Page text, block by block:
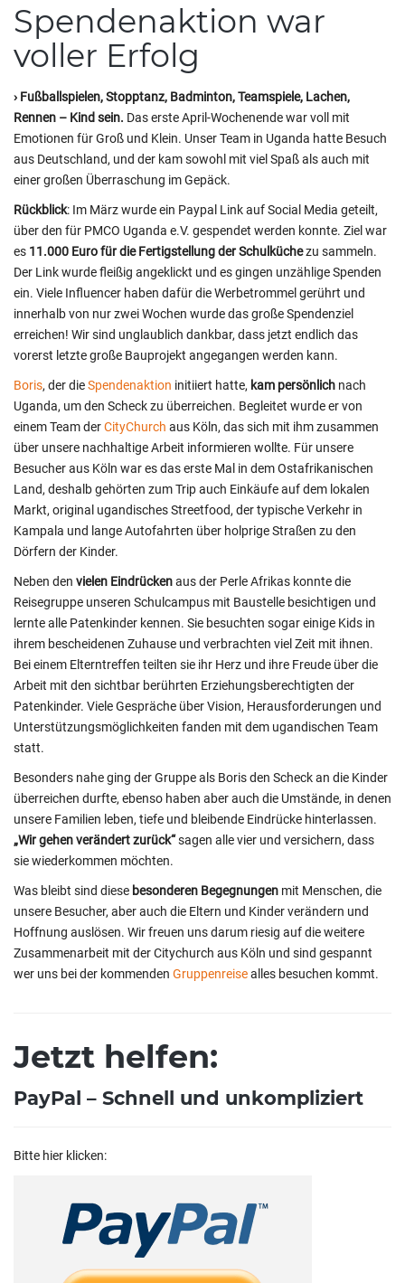
Spendenaktion war
voller Erfolg
› Fußballspielen, Stopptanz, Badminton, Teamspiele, Lachen,
Rennen – Kind sein. Das erste April-Wochenende war voll mit
Emotionen für Groß und Klein. Unser Team in Uganda hatte Besuch
aus Deutschland, und der kam sowohl mit viel Spaß als auch mit
einer großen Überraschung im Gepäck.
Rückblick: Im März wurde ein Paypal Link auf Social Media geteilt,
über den für PMCO Uganda e.V. gespendet werden konnte. Ziel war
es 11.000 Euro für die Fertigstellung der Schulküchezu sammeln.
Der Link wurde fleißig angeklickt und es gingen unzählige Spenden
ein. Viele Influencer haben dafür die Werbetrommel gerührt und
innerhalb von nur zwei Wochen wurde das große Spendenziel
erreichen! Wir sind unglaublich dankbar, dass jetzt endlich das
vorerst letzte große Bauprojekt angegangen werden kann.
Boris, der dieSpendenaktion initiiert hatte, kam persönlich nach
Uganda, um den Scheck zu überreichen. Begleitet wurde er von
einem Team derCityChurch aus Köln, das sich mit ihm zusammen
über unsere nachhaltige Arbeit informieren wollte. Für unsere
Besucher aus Köln war es das erste Mal in dem Ostafrikanischen
Land, deshalb gehörten zum Trip auch Einkäufe auf dem lokalen
Markt, original ugandisches Streetfood, der typische Verkehr in
Kampala und lange Autofahrten über holprige Straßen zu den
Dörfern der Kinder.
Neben den vielen Eindrückenaus der Perle Afrikas konnte die
Reisegruppe unseren Schulcampus mit Baustelle besichtigen und
lernte alle Patenkinder kennen. Sie besuchten sogar einige Kids in
ihrem bescheidenen Zuhause und verbrachten viel Zeit mit ihnen.
Bei einem Elterntreffen teilten sie ihr Herz und ihre Freude über die
Arbeit mit den sichtbar berührten Erziehungsberechtigten der
Patenkinder. Viele Gespräche über Vision, Herausforderungen und
Unterstützungsmöglichkeiten fanden mit dem ugandischen Team
statt.
Besonders nahe ging der Gruppe als Boris den Scheck an die Kinder
überreichen durfte, ebenso haben aber auch die Umstände, in denen
unsere Familien leben, tiefe und bleibende Eindrücke hinterlassen.
„Wir gehen verändert zurück“sagen alle vier und versichern, dass
sie wiederkommen möchten.
Was bleibt sind diese besonderen Begegnungen mit Menschen, die
unsere Besucher, aber auch die Eltern und Kinder verändern und
Hoffnung auslösen. Wir freuen uns darum riesig auf die weitere
Zusammenarbeit mit der Citychurch aus Köln und sind gespannt
wer uns bei der kommenden Gruppenreisealles besuchen kommt.
Jetzt helfen:
PayPal – Schnell und unkompliziert
Bitte hier klicken: